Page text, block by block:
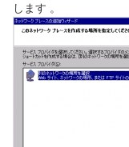
します 。